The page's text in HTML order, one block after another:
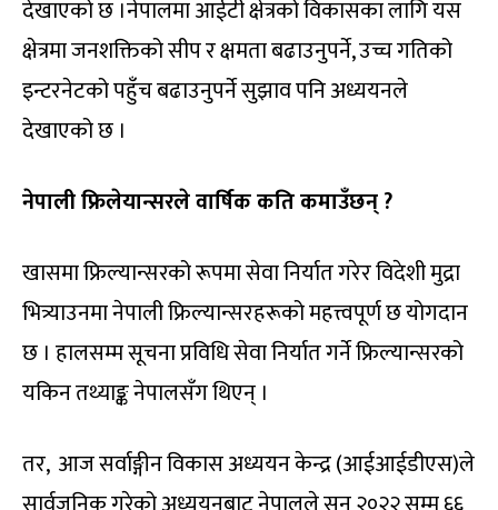
देखाएको छ ।नेपालमा आईटी क्षेत्रको विकासका लागि यस
क्षेत्रमा जनशक्तिको सीप र क्षमता बढाउनुपर्ने, उच्च गतिको
इन्टरनेटको पहुँच बढाउनुपर्ने सुझाव पनि अध्ययनले
देखाएको छ ।
नेपाली फ्रिलेयान्सरले वार्षिक कति कमाउँछन् ?
खासमा फ्रिल्यान्सरको रूपमा सेवा निर्यात गरेर विदेशी मुद्रा
भित्र्याउनमा नेपाली फ्रिल्यान्सरहरूको महत्त्वपूर्ण छ योगदान
छ । हालसम्‍म सूचना प्रविधि सेवा निर्यात गर्ने फ्रिल्यान्सरको
यकिन तथ्याङ्क नेपालसँग थिएन् ।
तर, आज सर्वाङ्गीन विकास अध्ययन केन्द्र (आईआईडीएस)ले